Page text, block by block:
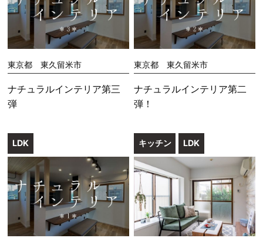
東京都 東久留米市
ナチュラルインテリア第三
弾
東京都 東久留米市
ナチュラルインテリア第二
弾！
LDK キッチン LDK